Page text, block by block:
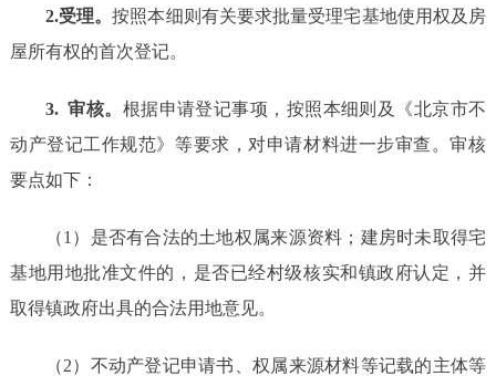
2.受理。按照本细则有关要求批量受理宅基地使用权及房
屋所有权的首次登记。
3. 审核。 根据申请登记事项，按照本细则及《北京市不
动产登记工作规范》等要求，对申请材料进一步审查。审核
要点如下：
（1） 是否有合法的土地权属来源资料；建房时未取得宅
基地用地批准文件的，是否已经村级核实和镇政府认定，并
取得镇政府出具的合法用地意见。
（2） 不动产登记申请书、权属来源材料等记载的主体等